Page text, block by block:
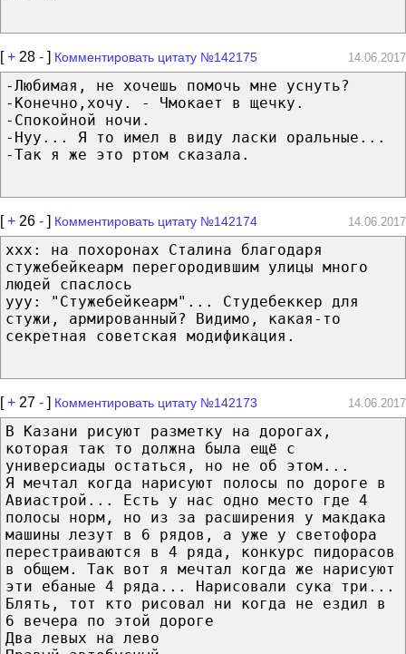
[+ 28 - ] Комментировать цитату №142175 14.06.2017
-Любимая, не хочешь помочь мне уснуть?
-Конечно,хочу. - Чмокает в щечку.
-Спокойной ночи.
-Нуу... Я то имел в виду ласки оральные...
-Так я же это ртом сказала.
[+ 26 - ] Комментировать цитату №142174 14.06.2017
xxx: на похоронах Сталина благодаря
стужебейкеарм перегородившим улицы много
людей спаслось
yyy: "Стужебейкеарм"... Студебеккер для
стужи, армированный? Видимо, какая-то
секретная советская модификация.
[+ 27 - ] Комментировать цитату №142173 14.06.2017
В Казани рисуют разметку на дорогах,
которая так то должна была ещё с
универсиады остаться, но не об этом...
Я мечтал когда нарисуют полосы по дороге в
Авиастрой... Есть у нас одно место где 4
полосы норм, но из за расширения у макдака
машины лезут в 6 рядов, а уже у светофора
перестраиваются в 4 ряда, конкурс пидорасов
в общем. Так вот я мечтал когда же нарисуют
эти ебаные 4 ряда... Нарисовали сука три...
Блять, тот кто рисовал ни когда не ездил в
6 вечера по этой дороге
Два левых на лево